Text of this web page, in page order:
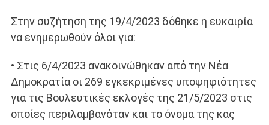
Στην συζήτηση της 19/4/2023 δόθηκε η ευκαιρία
να ενημερωθούν όλοι για:
• Στις 6/4/2023 ανακοινώθηκαν από την Νέα
Δημοκρατία οι 269 εγκεκριμένες υποψηφιότητες
για τις Βουλευτικές εκλογές της 21/5/2023 στις
οποίες περιλαμβανόταν και το όνομα της κας